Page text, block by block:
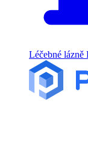
Léčebné